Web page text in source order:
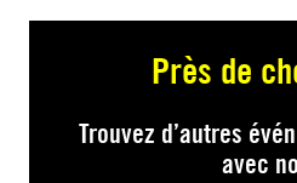
Près de
Trouvez d’autres
avec